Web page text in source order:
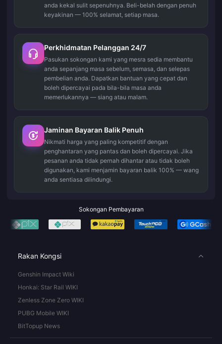
anda kekal sulit sepenuhnya. Beli-belah dengan penuh
keyakinan — 100% selamat, setiap masa.
Perkhidmatan Pelanggan 24/7
Pasukan sokongan kami yang mesra sedia membantu
anda sepanjang masa sebelum, semasa, dan selepas
pembelian anda. Dapatkan bantuan yang cepat dan
boleh dipercayai pada bila-bila masa anda
memerlukannya — siang atau malam.
Jaminan Bayaran Balik Penuh
Nikmati harga yang paling kompetitif dengan
penghantaran yang pantas dan boleh dipercayai. Jika
pesanan anda tidak pernah dihantar atau tidak boleh
digunakan, kami menjamin bayaran balik 100% — wang
anda sentiasa dilindungi.
Sokongan Pembayaran
Rakan Kongsi
Genshin Impact Wiki
Honkai: Star Rail WIKI
Zenless Zone Zero WIKI
PUBG Mobile WIKI
BitTopup News